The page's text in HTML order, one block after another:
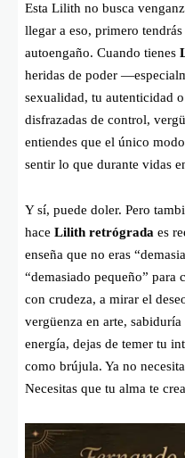
Esta Lilith no busca
llegar a eso, primero
autoengaño. Cuando tienes
heridas de poder
sexualidad, tu autenticidad
disfrazadas de control,
entiendes que el único
sentir lo que durante vidas
Y sí, puede doler. Pero
hace Lilith retrógrada es
enseña que no eras
“demasiado pequeño” para
con crudeza, a mirar el
vergüenza en arte,
energía, dejas de temer tu
como brújula. Ya no
Necesitas que tu alma te